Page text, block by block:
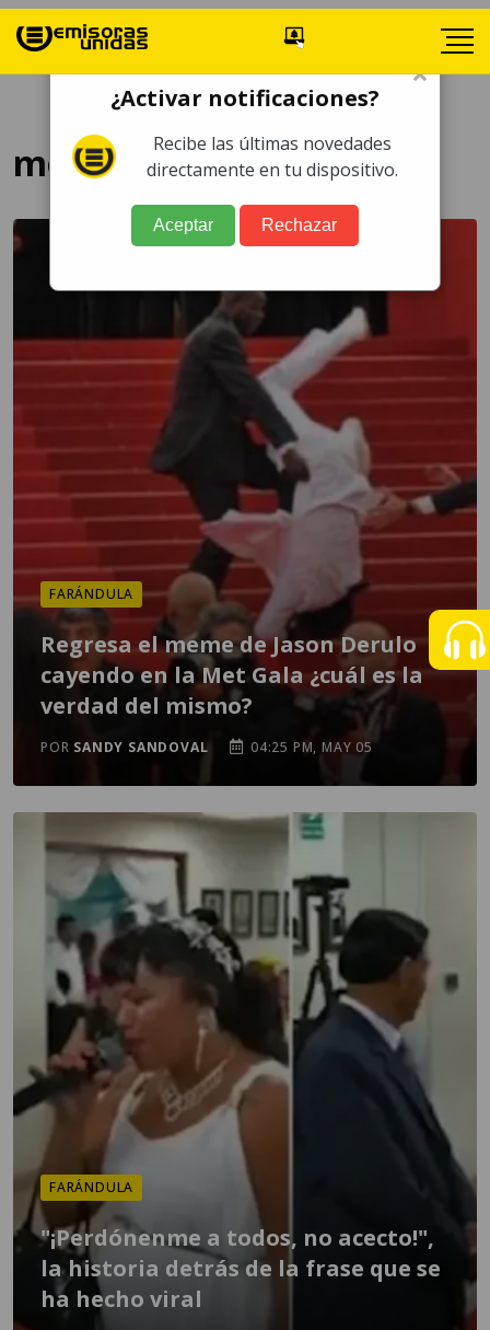
meme
FARÁNDULA
Regresa el meme de Jason Derulo
cayendo en la Met Gala ¿cuál es la
verdad del mismo?
POR SANDY SANDOVAL 04:25 PM, MAY 05
FARÁNDULA
"¡Perdónenme a todos, no acecto!",
la historia detrás de la frase que se
ha hecho viral
×
¿Activar notificaciones?
Recibe las últimas novedades
directamente en tu dispositivo.
Aceptar Rechazar